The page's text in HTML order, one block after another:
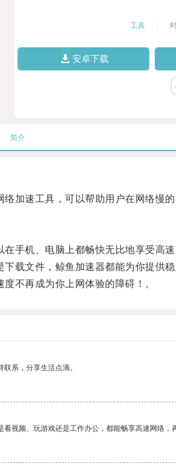
工具
安卓下载
简介
速工具，可以帮助用户在网络慢的
机、电脑上都畅快无比地享受高速
文件，鲸鱼加速器都能为你提供稳
不再成为你上网体验的障碍！。
系，分享生活点滴。
视频、玩游戏还是工作办公，都能畅享高速网络